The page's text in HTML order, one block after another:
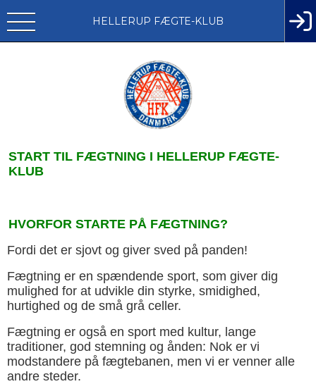
HELLERUP FÆGTE-KLUB
START TIL FÆGTNING I HELLERUP FÆGTE-
KLUB
HVORFOR STARTE PÅ FÆGTNING?
Fordi det er sjovt og giver sved på panden!
Fægtning er en spændende sport, som giver dig
mulighed for at udvikle din styrke, smidighed,
hurtighed og de små grå celler.
Fægtning er også en sport med kultur, lange
traditioner, god stemning og ånden: Nok er vi
modstandere på fægtebanen, men vi er venner alle
andre steder.